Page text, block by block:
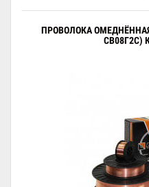
ПРОВОЛОКА ОМЕДНЁННАЯ
СВ08Г2С)